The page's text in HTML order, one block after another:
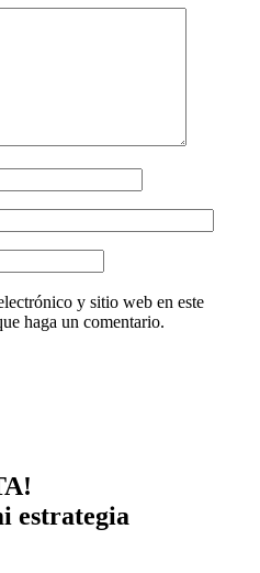
y sitio web en este
haga un comentario.
estrategia